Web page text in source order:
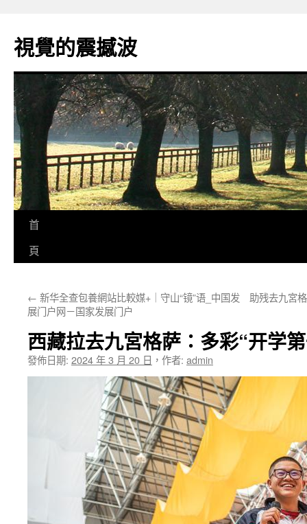
主
要
視覺的震撼波
首
頁
← 新华全查包養網站比較媒+｜守山“镜”语_中国发
展门户网－国家发展门户
助残去九宮
西藏拉去九宮格萨：多彩“开学
發佈日期: 2024 年 3 月 20 日 ， 作者: admin